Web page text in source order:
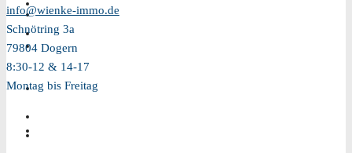
VERKAUFEN
MIETEN
info@wienke-immo.de
Schnötring 3a
79804 Dogern
8:30-12 & 14-17
Montag bis Freitag